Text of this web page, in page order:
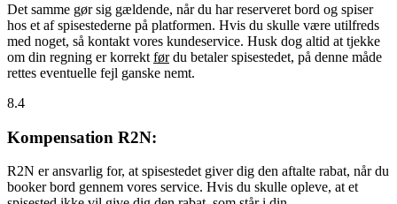
Det samme gør sig gældende, når du har reserveret bord og spiser
hos et af spisestederne på platformen. Hvis du skulle være utilfreds
med noget, så kontakt vores kundeservice. Husk dog altid at tjekke
om din regning er korrekt førdu betaler spisestedet, på denne måde
rettes eventuelle fejl ganske nemt.
8.4
Kompensation R2N:
R2N er ansvarlig for, at spisestedet giver dig den aftalte rabat, når du
booker bord gennem vores service. Hvis du skulle opleve, at et